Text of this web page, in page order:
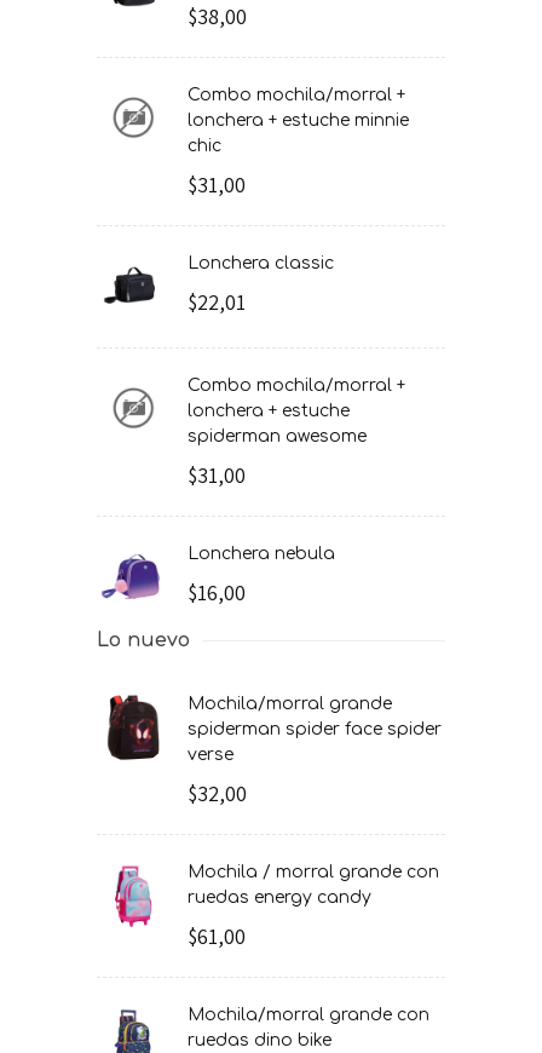
$38,00
combo mochila/morral +
lonchera + estuche minnie
chic
$31,00
lonchera classic
$22,01
combo mochila/morral +
lonchera + estuche
spiderman awesome
$31,00
lonchera nebula
$16,00
Lo nuevo
mochila/morral grande
spiderman spider face spider
verse
$32,00
mochila / morral grande con
ruedas energy candy
$61,00
mochila/morral grande con
ruedas dino bike